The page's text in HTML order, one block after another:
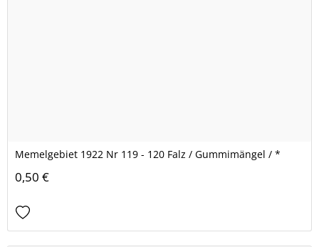
Memelgebiet 1922 Nr 119 - 120 Falz / Gummimängel / *
0,50 €